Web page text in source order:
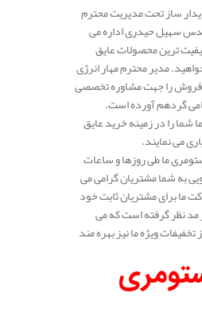
ساز تحت مدیریت محترم
سهیل حیدری اداره می
ترین محصولات عایق
مدیر محترم مهار انرژی
فروش را جهت مشاوره تخصصی
گردهم آورده است.
را در زمینه خرید عایق
می نمایند.
ما طی روزها و ساعات
به شما مشتریان گرامی می
ما برای مشتریان ثابت خود
مد نظر گرفته است که می
از تخفیفات ویژه ما نیز بهره مند